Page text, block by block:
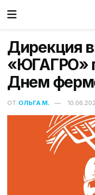
Дирекция
«ЮГАГРО»
Днем
ОТ ОЛЬГА М.